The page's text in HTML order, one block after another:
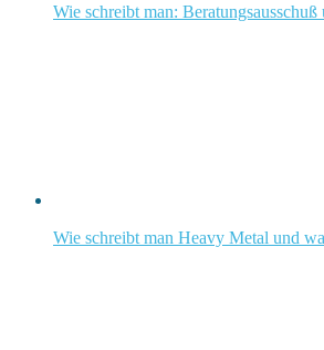
Wie schreibt man:
Wie schreibt man Heavy Metal und